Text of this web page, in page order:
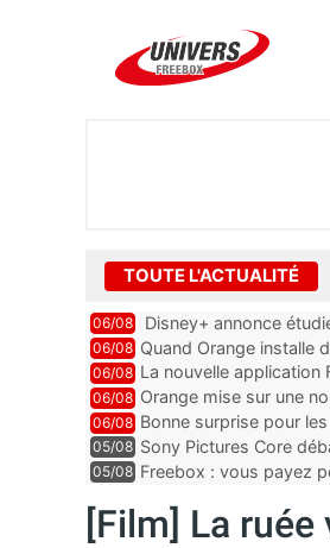
TOUTE L'ACTUALITÉ
06/08 Disney+ annonce
06/08 Quand Orange installe
06/08 La nouvelle application
abonnés Freebox,
06/08 Orange mise sur une
06/08 Bonne surprise pour
inclus
05/08 Sony Pictures Core
05/08 Freebox : vous payez
[Film] La ruée